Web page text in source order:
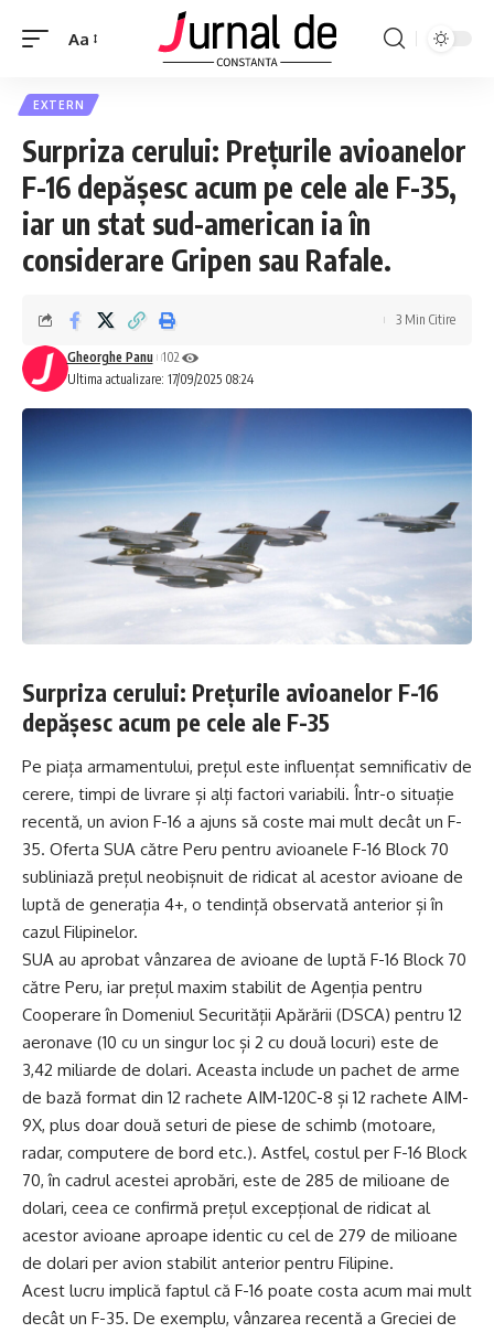
Aa
EXTERN
Surpriza cerului: Prețurile avioanelor
F-16 depășesc acum pe cele ale F-35,
iar un stat sud-american ia în
considerare Gripen sau Rafale.
Ultima actualizare: 17/09/2025 08:24
Gheorghe Panu 102
3 Min Citire
Surpriza cerului: Prețurile avioanelor F-16
depășesc acum pe cele ale F-35
Pe piața armamentului, prețul este influențat semnificativ de
cerere, timpi de livrare și alți factori variabili. Într-o situație
recentă, un avion F-16 a ajuns să coste mai mult decât un F-
35. Oferta SUA către Peru pentru avioanele F-16 Block 70
subliniază prețul neobișnuit de ridicat al acestor avioane de
luptă de generația 4+, o tendință observată anterior și în
cazul Filipinelor.
SUA au aprobat vânzarea de avioane de luptă F-16 Block 70
către Peru, iar prețul maxim stabilit de Agenția pentru
Cooperare în Domeniul Securității Apărării (DSCA) pentru 12
aeronave (10 cu un singur loc și 2 cu două locuri) este de
3,42 miliarde de dolari. Aceasta include un pachet de arme
de bază format din 12 rachete AIM-120C-8 și 12 rachete AIM-
9X, plus doar două seturi de piese de schimb (motoare,
radar, computere de bord etc.). Astfel, costul per F-16 Block
70, în cadrul acestei aprobări, este de 285 de milioane de
dolari, ceea ce confirmă prețul excepțional de ridicat al
acestor avioane aproape identic cu cel de 279 de milioane
de dolari per avion stabilit anterior pentru Filipine.
Acest lucru implică faptul că F-16 poate costa acum mai mult
decât un F-35. De exemplu, vânzarea recentă a Greciei de